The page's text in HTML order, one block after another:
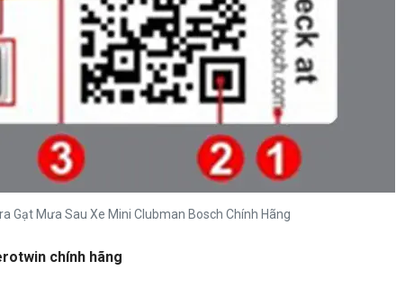
Gạt Mưa Sau Xe Mini Clubman Bosch Chính Hãng
chính hãng